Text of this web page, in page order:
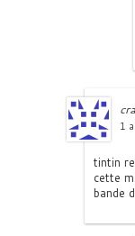
1
tintin
cette
bande